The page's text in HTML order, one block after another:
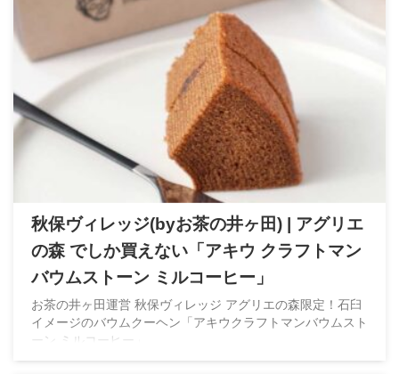
秋保ヴィレッジ(byお茶の井ヶ田) | アグリエ
の森 でしか買えない「アキウ クラフトマン
バウムストーン ミルコーヒー」
お茶の井ヶ田運営 秋保ヴィレッジ アグリエの森限定！石臼
イメージのバウムクーヘン「アキウクラフトマンバウムスト
ーン ミルコーヒー」